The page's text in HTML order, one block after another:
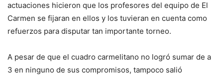
actuaciones hicieron que los profesores del equipo de El
Carmen se fijaran en ellos y los tuvieran en cuenta como
refuerzos para disputar tan importante torneo.
A pesar de que el cuadro carmelitano no logró sumar de a
3 en ninguno de sus compromisos, tampoco salió